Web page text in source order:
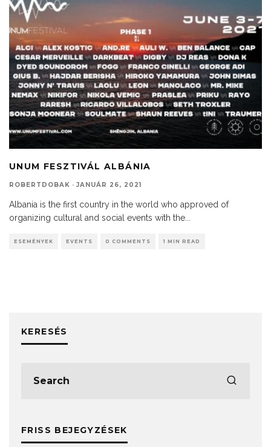
UNUM FESZTIVÁL ALBÁNIA
ROBERTDOBAK · JANUÁR 26, 2021
Albania is the first country in the world who approved of
organizing cultural and social events with the
ESEMÉNYEK EVENTS 0 COMMENTS 1 MIN READ
KERESÉS
FRISS BEJEGYZÉSEK